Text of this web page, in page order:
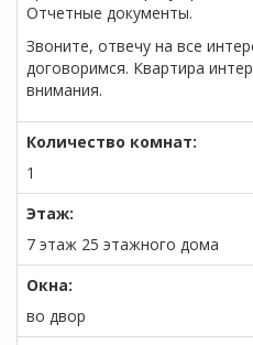
Отчетные документы.
Звоните, отвечу на все
договоримся. Квартира
внимания.
Количество комнат:
1
Этаж:
7 этаж 25 этажного дома
Окна:
во двор